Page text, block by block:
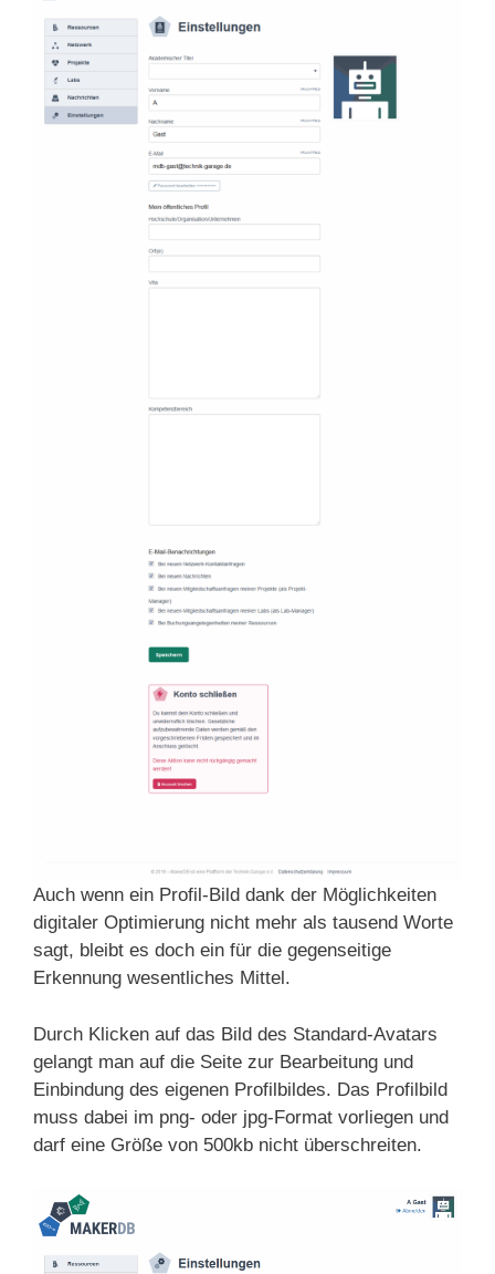
Auch wenn ein Profil-Bild dank der Möglichkeiten
digitaler Optimierung nicht mehr als tausend Worte
sagt, bleibt es doch ein für die gegenseitige
Erkennung wesentliches Mittel.
Durch Klicken auf das Bild des Standard-Avatars
gelangt man auf die Seite zur Bearbeitung und
Einbindung des eigenen Profilbildes. Das Profilbild
muss dabei im png- oder jpg-Format vorliegen und
darf eine Größe von 500kb nicht überschreiten.